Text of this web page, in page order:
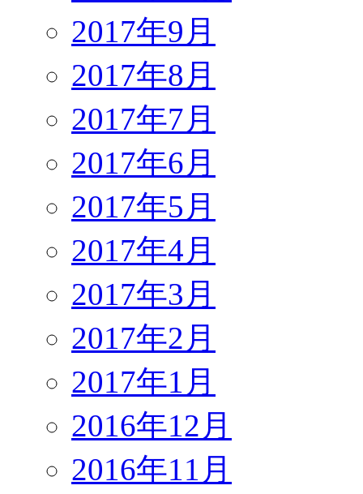
2017年9月
2017年8月
2017年7月
2017年6月
2017年5月
2017年4月
2017年3月
2017年2月
2017年1月
2016年12月
2016年11月